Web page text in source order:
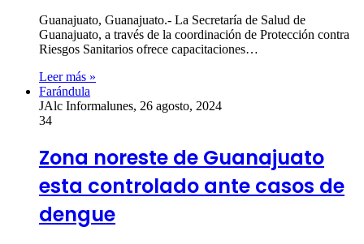
Guanajuato, Guanajuato.- La Secretaría de Salud de
Guanajuato, a través de la coordinación de Protección contra
Riesgos Sanitarios ofrece capacitaciones…
Leer más »
Farándula
JAlc Informalunes, 26 agosto, 2024
34
Zona noreste de Guanajuato
esta controlado ante casos de
dengue